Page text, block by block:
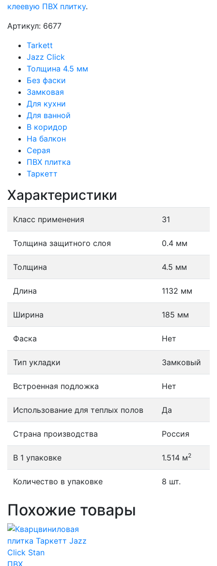
клеевую ПВХ плитку.
Артикул: 6677
Tarkett
Jazz Click
Толщина 4.5 мм
Без фаски
Замковая
Для кухни
Для ванной
В коридор
На балкон
Серая
ПВХ плитка
Таркетт
Характеристики
Класс применения 31
Толщина защитного слоя 0.4 мм
Толщина 4.5 мм
Длина 1132 мм
Ширина 185 мм
Фаска Нет
Тип укладки Замковый
Встроенная подложка Нет
Использование для теплых полов Да
Страна производства Россия
В 1 упаковке 1.514 м2
Количество в упаковке 8 шт.
Похожие товары
ПВХ